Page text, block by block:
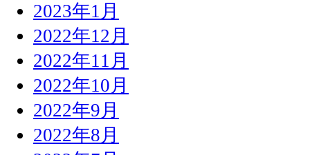
2023年1月
2022年12月
2022年11月
2022年10月
2022年9月
2022年8月